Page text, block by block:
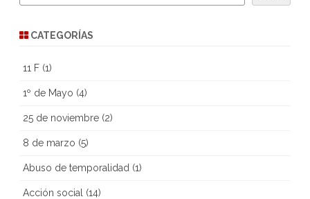
CATEGORÍAS
11 F (1)
1º de Mayo (4)
25 de noviembre (2)
8 de marzo (5)
Abuso de temporalidad (1)
Acción social (14)